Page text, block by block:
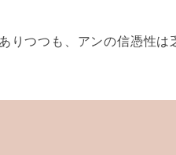
りつつも、アンの信憑性は